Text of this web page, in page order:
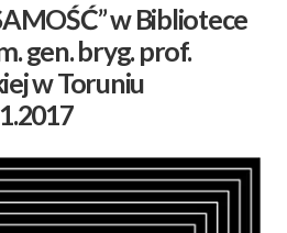
w Bibliotece
gen. bryg. prof.
w Toruniu